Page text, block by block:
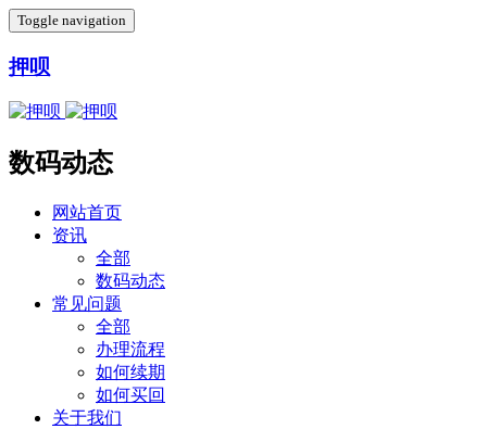
Toggle navigation
押呗
数码动态
网站首页
资讯
全部
数码动态
常见问题
全部
办理流程
如何续期
如何买回
关于我们